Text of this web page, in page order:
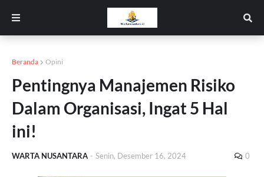
Beranda Opini
Pentingnya Manajemen Risiko
Dalam Organisasi, Ingat 5 Hal
ini!
WARTA NUSANTARA - Senin, Desember 16, 2024 0